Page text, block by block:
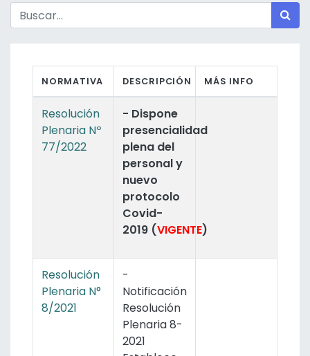
NORMATIVA DESCRIPCIÓN MÁS INFO
Resolución
Plenaria Nº
77/2022
- Dispone
presencialidad
plena del
personal y
nuevo
protocolo
Covid-
2019 (VIGENTE)
Resolución
Plenaria N°
8/2021
-
Notificación
Resolución
Plenaria 8-
2021